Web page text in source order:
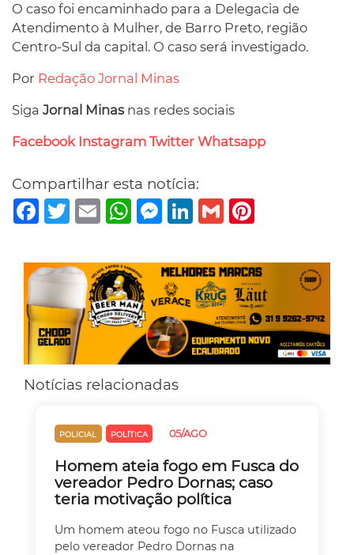
O caso foi encaminhado para a Delegacia de
Atendimento à Mulher, de Barro Preto, região
Centro-Sul da capital. O caso será investigado.
Por Redação Jornal Minas
Siga Jornal Minasnas redes sociais
Facebook Instagram Twitter Whatsapp
Compartilhar esta notícia:
Facebook
TwitterEmail WhatsAppMessenger
LinkedIn
Gmail
Notícias relacionadas
POLICIAL POLÍTICA 05/AGO
Homem ateia fogo em Fusca do
vereador Pedro Dornas; caso
teria motivação política
Um homem ateou fogo no Fusca utilizado
pelo vereador Pedro Dornas na